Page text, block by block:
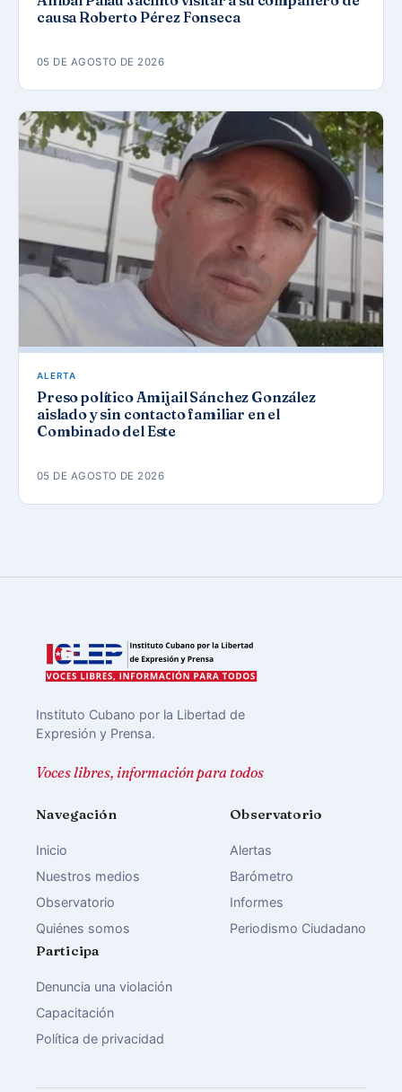
causa Roberto Pérez Fonseca
05 DE AGOSTO DE 2026
ALERTA
Preso político Amijail Sánchez González
aislado y sin contacto familiar en el
Combinado del Este
05 DE AGOSTO DE 2026
Instituto Cubano por la Libertad de
Expresión y Prensa.
Voces libres, información para todos
Navegación
Inicio
Nuestros medios
Observatorio
Quiénes somos
Observatorio
Alertas
Barómetro
Informes
Periodismo Ciudadano
Participa
Denuncia una violación
Capacitación
Política de privacidad